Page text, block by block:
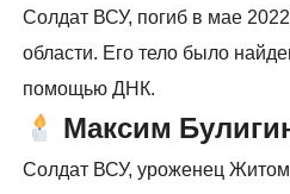
Солдат ВСУ, погиб в мае
области. Его тело было
помощью ДНК.
Максим
Солдат ВСУ, уроженец